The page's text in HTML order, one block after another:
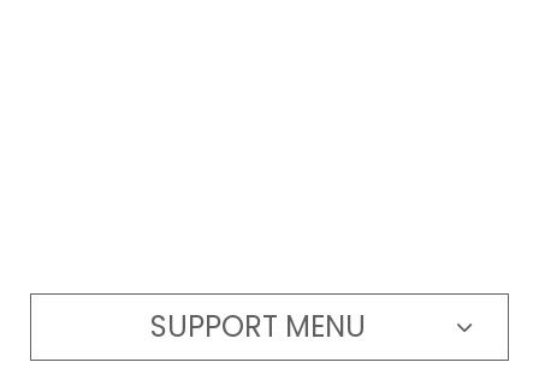
SUPPORT MENU